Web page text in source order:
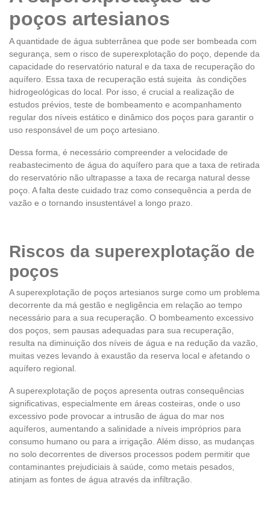
poços artesianos
A quantidade de água subterrânea que pode ser bombeada com
segurança, sem o risco de superexplotação do poço, depende da
capacidade do reservatório natural e da taxa de recuperação do
aquífero. Essa taxa de recuperação está sujeita às condições
hidrogeológicas do local. Por isso, é crucial a realização de
estudos prévios, teste de bombeamento e acompanhamento
regular dos níveis estático e dinâmico dos poços para garantir o
uso responsável de um poço artesiano.
Dessa forma, é necessário compreender a velocidade de
reabastecimento de água do aquífero para que a taxa de retirada
do reservatório não ultrapasse a taxa de recarga natural desse
poço. A falta deste cuidado traz como consequência a perda de
vazão e o tornando insustentável a longo prazo.
Riscos da superexplotação de
poços
A superexplotação de poços artesianos surge como um problema
decorrente da má gestão e negligência em relação ao tempo
necessário para a sua recuperação. O bombeamento excessivo
dos poços, sem pausas adequadas para sua recuperação,
resulta na diminuição dos níveis de água e na redução da vazão,
muitas vezes levando à exaustão da reserva local e afetando o
aquífero regional.
A superexplotação de poços apresenta outras consequências
significativas, especialmente em áreas costeiras, onde o uso
excessivo pode provocar a intrusão de água do mar nos
aquíferos, aumentando a salinidade a níveis impróprios para
consumo humano ou para a irrigação. Além disso, as mudanças
no solo decorrentes de diversos processos podem permitir que
contaminantes prejudiciais à saúde, como metais pesados,
atinjam as fontes de água através da infiltração.